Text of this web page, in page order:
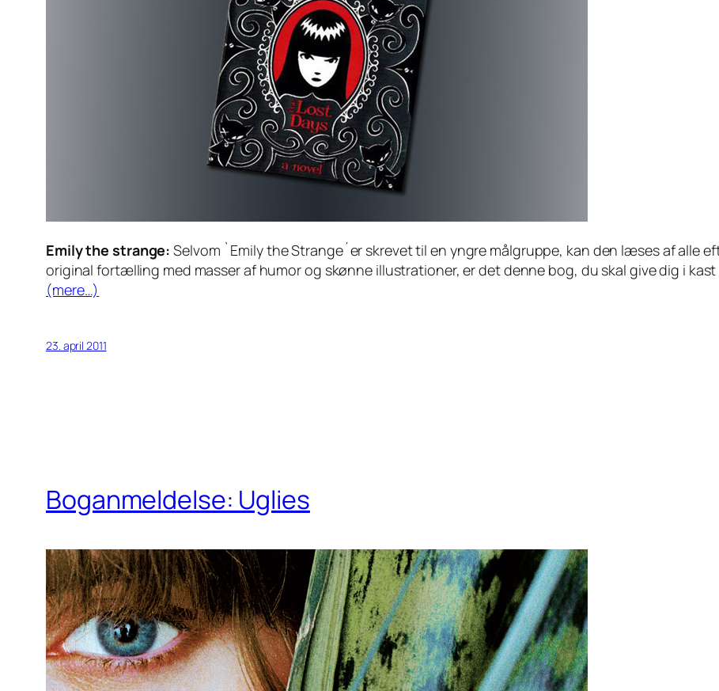
Emily the strange:Selvom `Emily the Strange´er skrevet til en yngre målgruppe, kan den læses af alle
original fortælling med masser af humor og skønne illustrationer, er det denne bog, du skal give dig i kast
(mere…)
23. april 2011
Boganmeldelse: Uglies